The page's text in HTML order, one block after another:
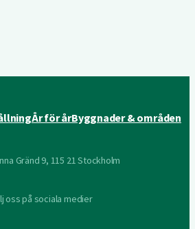
År för årByggnader & områden
Gränd 9, 115 21 Stockholm
oss på sociala medier